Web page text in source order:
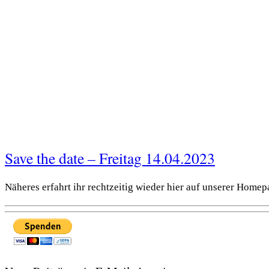
Save the date – Freitag 14.04.2023
Näheres erfahrt ihr rechtzeitig wieder hier auf unserer